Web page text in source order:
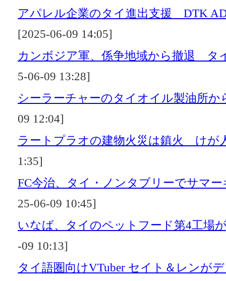
アパレル企業のタイ進出支援 DTK
[2025-06-09 14:05]
カンボジア軍、係争地域から撤退 タ
5-06-09 13:28]
シーラーチャーのタイオイル製油所か
09 12:04]
ラートプラオの建物火災は鎮火 けが
1:35]
FC今治、タイ・ノンタブリーでサマ
25-06-09 10:45]
いなば、タイのペットフード第4工場
-09 10:13]
タイ語圏向けVTuber セイト＆レンが